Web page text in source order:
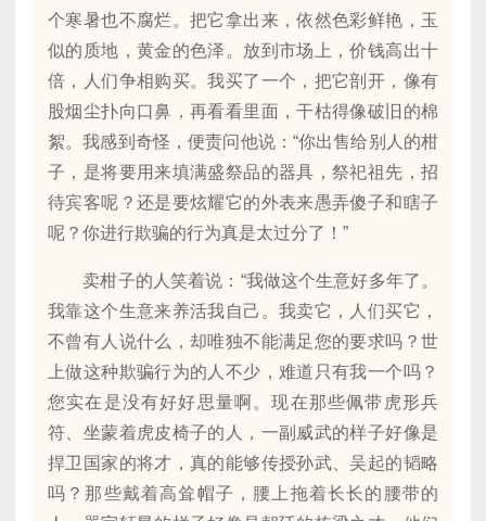
个寒暑也不腐烂。把它拿出来，依然色彩鲜艳，玉
似的质地，黄金的色泽。放到市场上，价钱高出十
倍，人们争相购买。我买了一个，把它剖开，像有
股烟尘扑向口鼻，再看看里面，干枯得像破旧的棉
絮。我感到奇怪，便责问他说：“你出售给别人的柑
子，是将要用来填满盛祭品的器具，祭祀祖先，招
待宾客呢？还是要炫耀它的外表来愚弄傻子和瞎子
呢？你进行欺骗的行为真是太过分了！”
卖柑子的人笑着说：“我做这个生意好多年了。
我靠这个生意来养活我自己。我卖它，人们买它，
不曾有人说什么，却唯独不能满足您的要求吗？世
上做这种欺骗行为的人不少，难道只有我一个吗？
您实在是没有好好思量啊。现在那些佩带虎形兵
符、坐蒙着虎皮椅子的人，一副威武的样子好像是
捍卫国家的将才，真的能够传授孙武、吴起的韬略
吗？那些戴着高耸帽子，腰上拖着长长的腰带的